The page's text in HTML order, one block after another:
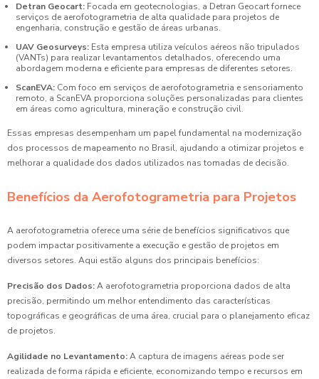
Detran Geocart: Focada em geotecnologias, a Detran Geocart fornece
serviços de aerofotogrametria de alta qualidade para projetos de
engenharia, construção e gestão de áreas urbanas.
UAV Geosurveys: Esta empresa utiliza veículos aéreos não tripulados
(VANTs) para realizar levantamentos detalhados, oferecendo uma
abordagem moderna e eficiente para empresas de diferentes setores.
ScanEVA: Com foco em serviços de aerofotogrametria e sensoriamento
remoto, a ScanEVA proporciona soluções personalizadas para clientes
em áreas como agricultura, mineração e construção civil.
Essas empresas desempenham um papel fundamental na modernização
dos processos de mapeamento no Brasil, ajudando a otimizar projetos e
melhorar a qualidade dos dados utilizados nas tomadas de decisão.
Benefícios da Aerofotogrametria para Projetos
A aerofotogrametria oferece uma série de benefícios significativos que
podem impactar positivamente a execução e gestão de projetos em
diversos setores. Aqui estão alguns dos principais benefícios:
Precisão dos Dados:A aerofotogrametria proporciona dados de alta
precisão, permitindo um melhor entendimento das características
topográficas e geográficas de uma área, crucial para o planejamento eficaz
de projetos.
Agilidade no Levantamento:A captura de imagens aéreas pode ser
realizada de forma rápida e eficiente, economizando tempo e recursos em